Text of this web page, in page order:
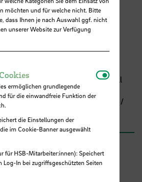
MINT – 10 Jahre
Campus Neustadt, Neustadtswall
(AB-Gebäude)
AB-Gebäude - 10. Obergeschoss /
möchten und für welche nicht. Bitte
dass Ihnen je nach Auswahl ggf. nicht
unserer Website zur Verfügung
ermöglichen grundlegende
für die einwandfreie Funktion der
die Einstellungen der
im Cookie-Banner ausgewählt
für HSB-Mitarbeiter:innen): Speichert
Log-In bei zugriffsgeschützten Seiten